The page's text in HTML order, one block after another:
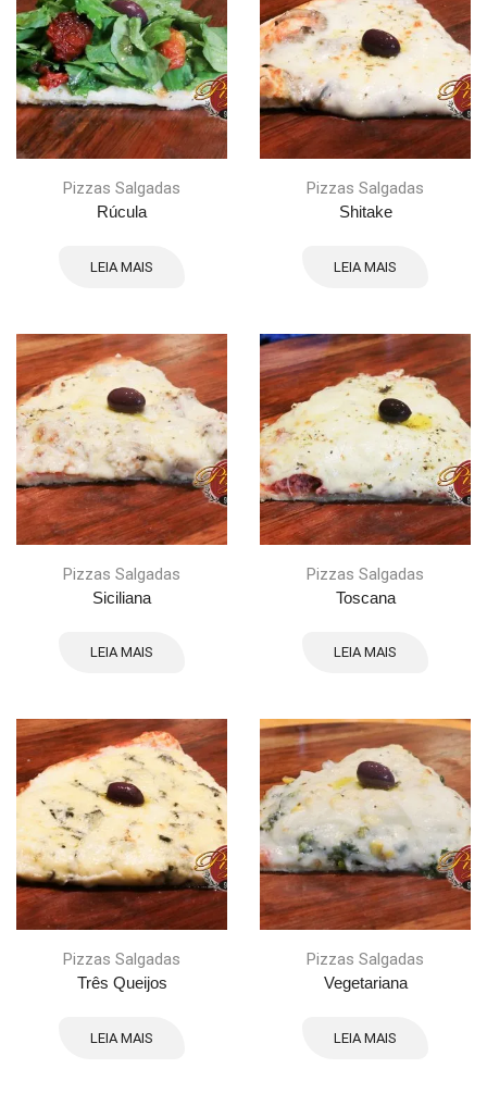
Pizzas Salgadas
Rúcula
LEIA MAIS
Pizzas Salgadas
Shitake
LEIA MAIS
Pizzas Salgadas
Siciliana
LEIA MAIS
Pizzas Salgadas
Toscana
LEIA MAIS
Pizzas Salgadas
Três Queijos
LEIA MAIS
Pizzas Salgadas
Vegetariana
LEIA MAIS